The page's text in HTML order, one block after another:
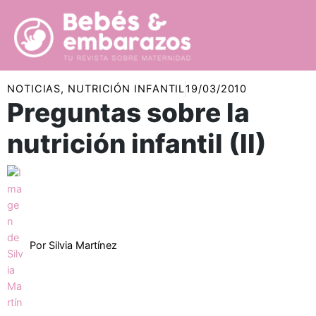
contenido
NOTICIAS, NUTRICIÓN INFANTIL19/03/2010
Preguntas sobre la
nutrición infantil (II)
Por Silvia Martínez